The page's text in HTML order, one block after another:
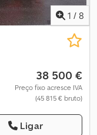
1 / 8
38 500 €
Preço fixo acresce IVA
(45 815 € bruto)
Ligar